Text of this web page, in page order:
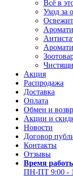
Всё в
Уход за
Акция
Распродажа
Доставка
Оплата
Обмен и
Акции и
Новости
Договор
Контакты
Отзывы
Время
ПН-ПТ 9:00 -